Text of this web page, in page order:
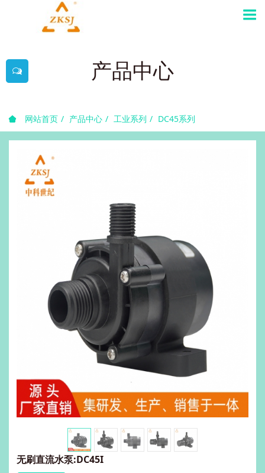
产品中心
网站首页 产品中心 工业系列 DC45系列
无刷直流水泵:DC45I